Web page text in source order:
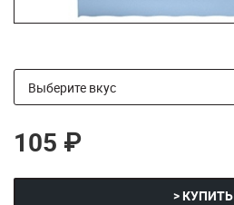
105 ₽
> КУПИТЬ